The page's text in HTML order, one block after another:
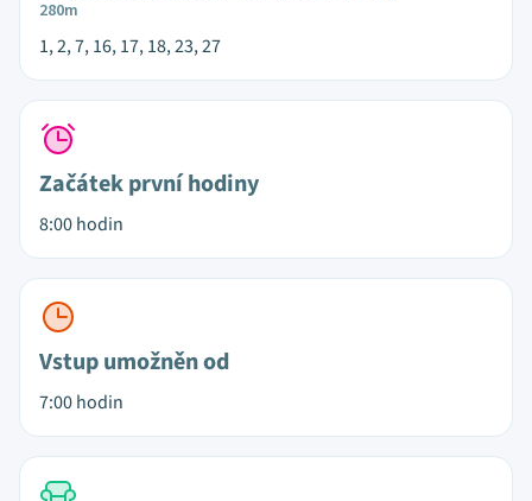
280m
1, 2, 7, 16, 17, 18, 23, 27
Začátek první hodiny
8:00 hodin
Vstup umožněn od
7:00 hodin